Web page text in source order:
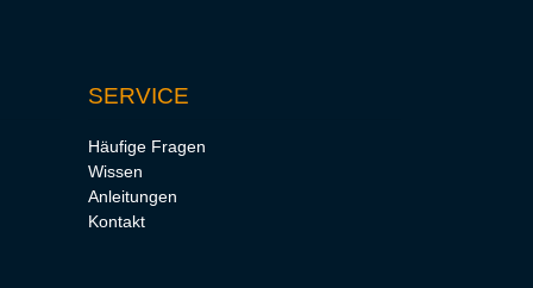
SERVICE
Häufige Fragen
Wissen
Anleitungen
Kontakt